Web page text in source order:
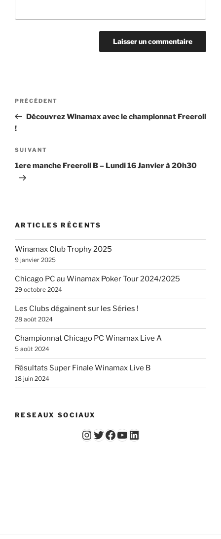
Navigation
l’article
Article
précédent
PRÉCÉDENT
Découvrez Winamax avec le championnat Freeroll
!
Article
suivant
SUIVANT
1ere manche Freeroll B – Lundi 16 Janvier à 20h30
ARTICLES RÉCENTS
Winamax Club Trophy 2025
9 janvier 2025
Chicago PC au Winamax Poker Tour 2024/2025
29 octobre 2024
Les Clubs dégainent sur les Séries !
28 août 2024
Championnat Chicago PC Winamax Live A
5 août 2024
Résultats Super Finale Winamax Live B
18 juin 2024
RESEAUX SOCIAUX
Instagram
Twitter
Facebook
YouTube - Vidéos du Chicago Poker ClubLinkedIn